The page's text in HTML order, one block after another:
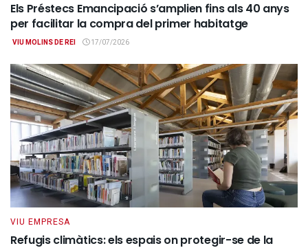
Els Préstecs Emancipació s’amplien fins als 40 anys
per facilitar la compra del primer habitatge
VIU MOLINS DE REI 17/07/2026
VIU EMPRESA
Refugis climàtics: els espais on protegir-se de la